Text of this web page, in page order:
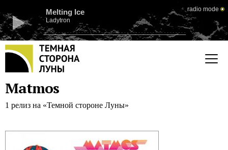
Melting Ice
Ladytron
radio mode
Matmos
1 релиз на «Темной стороне Луны»